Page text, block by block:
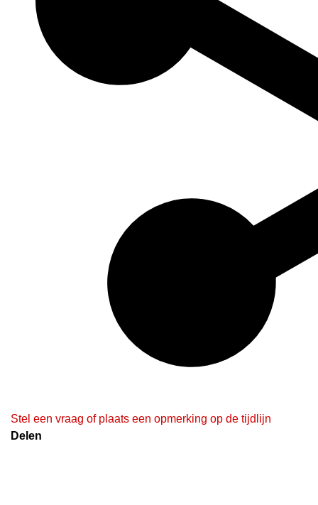
Stel een vraag of plaats een opmerking op de tijdlijn
Delen